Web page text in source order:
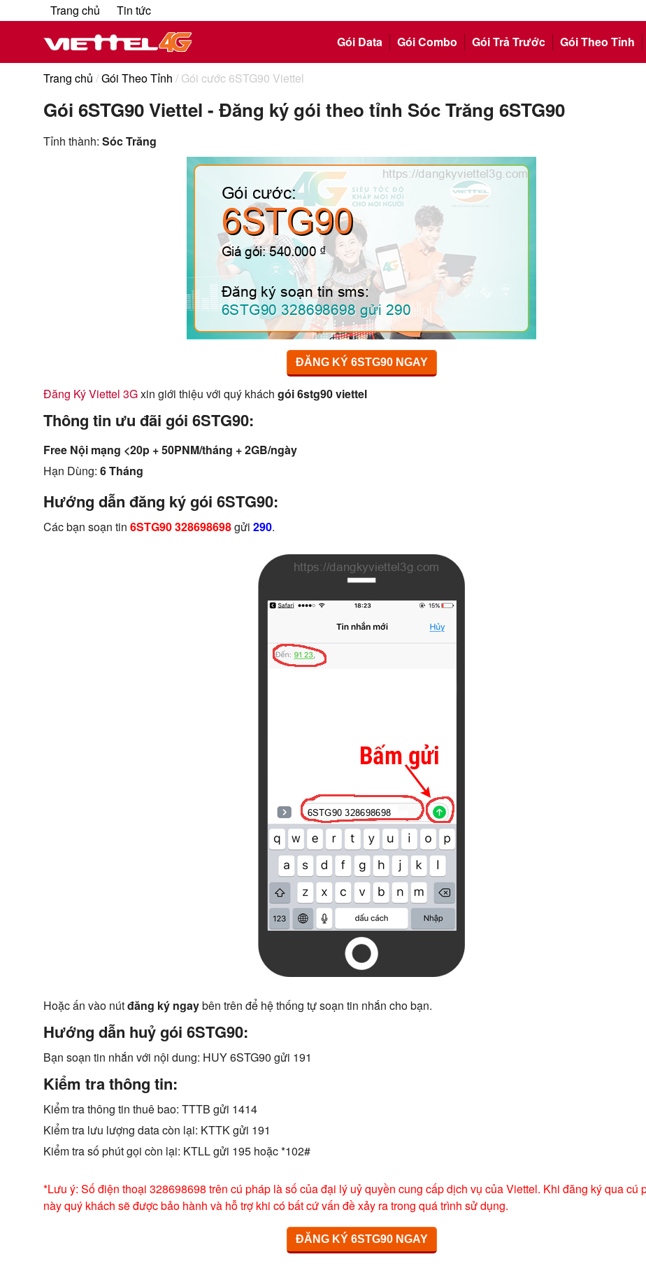
Trang chủ Tin tức
Gói Data
Gói Combo Gói Trả Trước Gói Theo Tỉnh
Trang chủ /Gói Theo Tỉnh / Gói cước 6STG90 Viettel
Gói 6STG90 Viettel - Đăng ký gói theo tỉnh Sóc Trăng 6STG90
Tỉnh thành: Sóc Trăng
ĐĂNG KÝ 6STG90 NGAY
Đăng Ký Viettel 3Gxin giới thiệu với quý khách gói 6stg90 viettel
Thông tin ưu đãi gói 6STG90:
Free Nội mạng <20p + 50PNM/tháng + 2GB/ngày
Hạn Dùng: 6 Tháng
Hướng dẫn đăng ký gói 6STG90:
Các bạn soạn tin 6STG90 328698698gửi 290.
Hoặc ấn vào nútđăng ký ngaybên trên để hệ thống tự soạn tin nhắn cho bạn.
Hướng dẫn huỷ gói 6STG90:
Bạn soạn tin nhắn với nội dung: HUY 6STG90 gửi 191
Kiểm tra thông tin:
Kiểm tra thông tin thuê bao: TTTB gửi 1414
Kiểm tra lưu lượng data còn lại: KTTK gửi 191
Kiểm tra số phút gọi còn lại: KTLL gửi 195 hoặc *102#
*Lưu ý: Số điện thoại 328698698 trên cú pháp là số của đại lý uỷ quyền cung cấp dịch vụ của Viettel. Khi đăng ký qua cú
này quý khách sẽ được bảo hành và hỗ trợ khi có bất cứ vấn đề xảy ra trong quá trình sử dụng.
ĐĂNG KÝ 6STG90 NGAY